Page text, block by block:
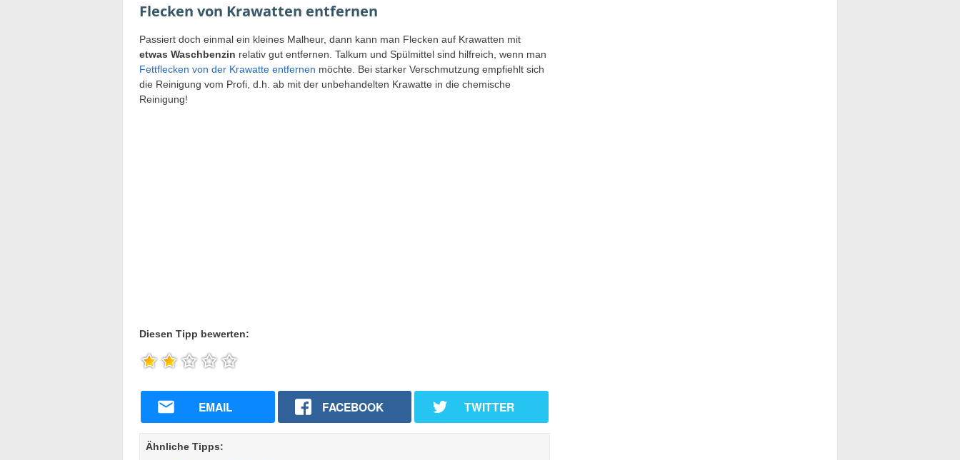
Flecken von Krawatten entfernen
Passiert doch einmal ein kleines Malheur, dann kann man Flecken auf Krawatten mit
etwas Waschbenzin relativ gut entfernen. Talkum und Spülmittel sind hilfreich, wenn man
Fettflecken von der Krawatte entfernen möchte. Bei starker Verschmutzung empfiehlt sich
die Reinigung vom Profi, d.h. ab mit der unbehandelten Krawatte in die chemische
Reinigung!
Diesen Tipp bewerten:
EMAIL FACEBOOK TWITTER
Ähnliche Tipps: